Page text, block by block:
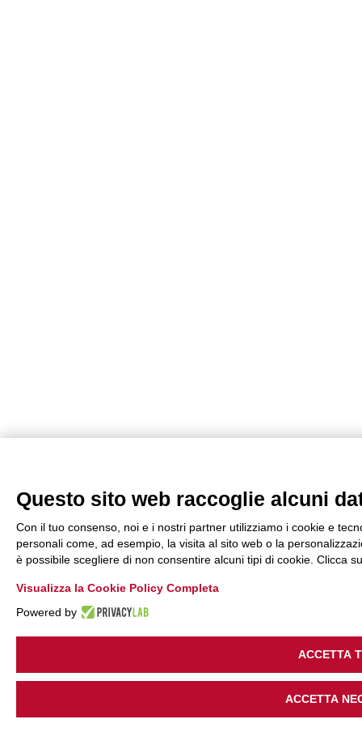
Questo sito web raccoglie alcuni
Con il tuo consenso, noi e i nostri partner utilizziamo i cookie e
personali come, ad esempio, la visita al sito web o la
è possibile scegliere di non consentire alcuni tipi di cookie. Clicca
Visualizza la Cookie Policy Completa
Powered by
ACCETTA
ACCETTA